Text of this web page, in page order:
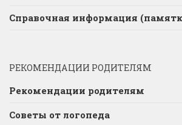
Справочная информация
РЕКОМЕНДАЦИИ РОДИТЕЛЯМ
Рекомендации родителям
Советы от логопеда